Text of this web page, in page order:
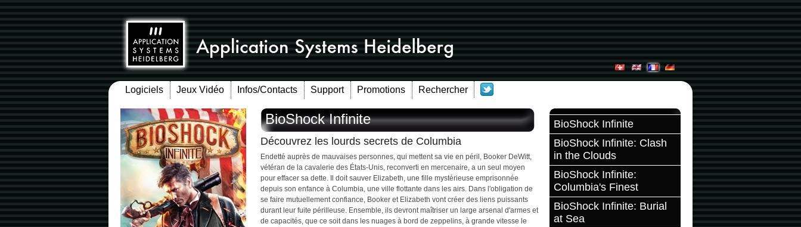
Logiciels Jeux Vidéo Infos/Contacts Support Promotions Rechercher
BioShock Infinite
BioShock Infinite: Clash
in the Clouds
BioShock Infinite:
Columbia's Finest
BioShock Infinite: Burial
at Sea
BioShock Infinite
Découvrez les lourds secrets de Columbia
Endetté auprès de mauvaises personnes, qui mettent sa vie en péril, Booker DeWitt,
vétéran de la cavalerie des États-Unis, reconverti en mercenaire, a un seul moyen
pour effacer sa dette. Il doit sauver Elizabeth, une fille mystérieuse emprisonnée
depuis son enfance à Columbia, une ville flottante dans les airs. Dans l'obligation de
se faire mutuellement confiance, Booker et Elizabeth vont créer des liens puissants
durant leur fuite périlleuse. Ensemble, ils devront maîtriser un large arsenal d'armes et
de capacités, que ce soit dans les nuages à bord de zeppelins, à grande vitesse le